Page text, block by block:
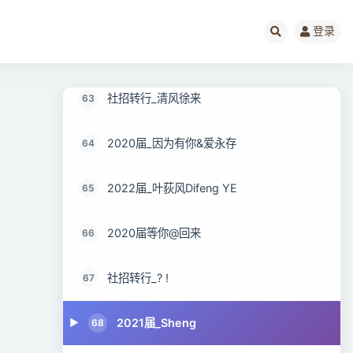
登录
63 社招转行_清风徐来
64 2020届_因为有你&爱永存
65 2022届_叶荻风Difeng YE
66 2020届等你@回来
67 社招转行_? !
68 2021届_Sheng